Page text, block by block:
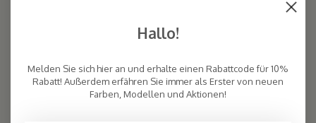
+31- (0)6 - 11 36 27 11
2.261 reviews
Hallo!
Melden Sie sich hier an und erhalte einen Rabattcode für 10%
Rabatt! Außerdem erfähren Sie immer als Erster von neuen
Farben, Modellen und Aktionen!